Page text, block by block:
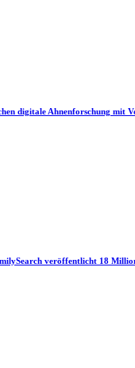
digitale Ahnenforschung mit
veröffentlicht 18